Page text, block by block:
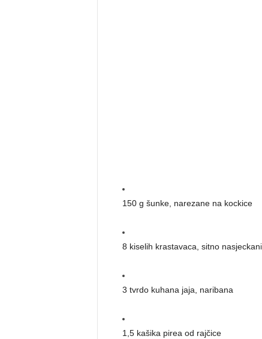
150 g šunke, narezane na kockice
8 kiselih krastavaca, sitno
3 tvrdo kuhana jaja, naribana
1,5 kašika pirea od rajčice